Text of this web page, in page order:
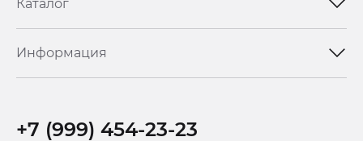
Каталог
Информация
+7 (999) 454-23-23